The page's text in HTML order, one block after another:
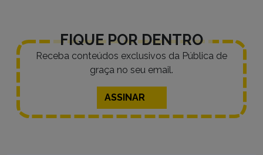
FIQUE POR DENTRO
Receba conteúdos exclusivos da Pública de
graça no seu email.
ASSINAR